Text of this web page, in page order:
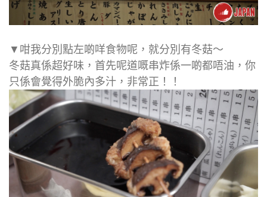
▼咁我分別點左啲咩食物呢，就分別有冬菇～
冬菇真係超好味，首先呢道嘅串炸係一啲都唔油，你
只係會覺得外脆內多汁，非常正！！